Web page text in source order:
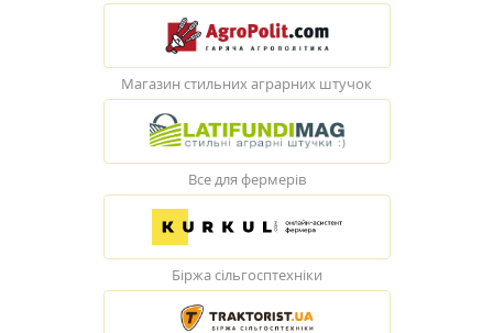
Магазин стильних аграрних штучок
Все для фермерів
Біржа сільгосптехніки